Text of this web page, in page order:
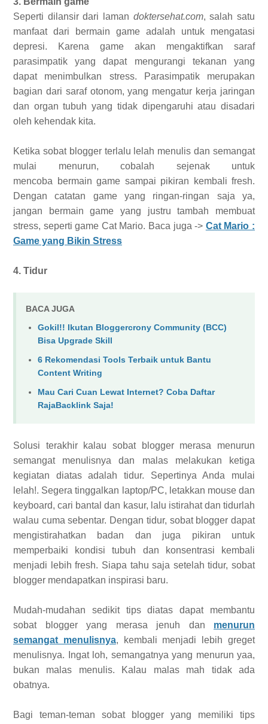
Seperti dilansir dari laman doktersehat.com, salah satu
manfaat dari bermain game adalah untuk mengatasi
depresi. Karena game akan mengaktifkan saraf
parasimpatik yang dapat mengurangi tekanan yang
dapat menimbulkan stress. Parasimpatik merupakan
bagian dari saraf otonom, yang mengatur kerja jaringan
dan organ tubuh yang tidak dipengaruhi atau disadari
oleh kehendak kita.
Ketika sobat blogger terlalu lelah menulis dan semangat
mulai menurun, cobalah sejenak untuk
mencoba bermain game sampai pikiran kembali fresh.
Dengan catatan game yang ringan-ringan saja ya,
jangan bermain game yang justru tambah membuat
stress, seperti game Cat Mario. Baca juga -> Cat Mario :
Game yang Bikin Stress
4. Tidur
BACA JUGA
Gokil!! Ikutan Bloggercrony Community (BCC)
Bisa Upgrade Skill
6 Rekomendasi Tools Terbaik untuk Bantu
Content Writing
Mau Cari Cuan Lewat Internet? Coba Daftar
RajaBacklink Saja!
Solusi terakhir kalau sobat blogger merasa menurun
semangat menulisnya dan malas melakukan ketiga
kegiatan diatas adalah tidur. Sepertinya Anda mulai
lelah!. Segera tinggalkan laptop/PC, letakkan mouse dan
keyboard, cari bantal dan kasur, lalu istirahat dan tidurlah
walau cuma sebentar. Dengan tidur, sobat blogger dapat
mengistirahatkan badan dan juga pikiran untuk
memperbaiki kondisi tubuh dan konsentrasi kembali
menjadi lebih fresh. Siapa tahu saja setelah tidur, sobat
blogger mendapatkan inspirasi baru.
Mudah-mudahan sedikit tips diatas dapat membantu
sobat blogger yang merasa jenuh dan menurun
semangat menulisnya, kembali menjadi lebih greget
menulisnya. Ingat loh, semangatnya yang menurun yaa,
bukan malas menulis. Kalau malas mah tidak ada
obatnya.
Bagi teman-teman sobat blogger yang memiliki tips